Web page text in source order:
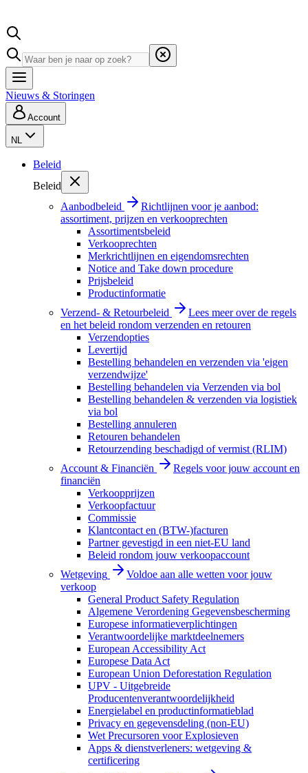
Nieuws & Storingen
Account
NL
Beleid
Beleid
Aanbodbeleid
Richtlijnen voor je aanbod:
assortiment, prijzen en verkooprechten
Assortimentsbeleid
Verkooprechten
Merkrichtlijnen en eigendomsrechten
Notice and Take down procedure
Prijsbeleid
Productinformatie
Verzend- & Retourbeleid
Lees meer over de regels
en het beleid rondom verzenden en retouren
Verzendopties
Levertijd
Bestelling behandelen en verzenden via 'eigen
verzendwijze'
Bestelling behandelen via Verzenden via bol
Bestelling behandelen & verzenden via logistiek
via bol
Bestelling annuleren
Retouren behandelen
Retourzending beschadigd of vermist (RLIM)
Account & Financiën
Regels voor jouw account en
financiën
Verkoopprijzen
Verkoopfactuur
Commissie
Klantcontact en (BTW-)facturen
Partner gevestigd in een niet-EU land
Beleid rondom jouw verkoopaccount
Wetgeving
Voldoe aan alle wetten voor jouw
verkoop
General Product Safety Regulation
Algemene Verordening Gegevensbescherming
Europese informatieverplichtingen
Verantwoordelijke marktdeelnemers
European Accessibility Act
Europese Data Act
European Union Deforestation Regulation
UPV - Uitgebreide
Producentenverantwoordelijkheid
Energielabel en productinformatieblad
Privacy en gegevensdeling (non-EU)
Wet Precursoren voor Explosieven
Apps & dienstverleners: wetgeving &
certificering